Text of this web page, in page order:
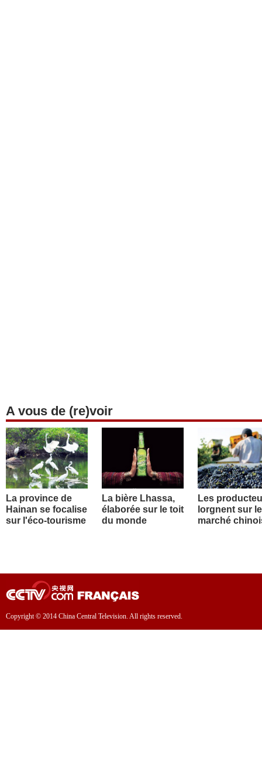
A vous de (re)voir
La province de
Hainan se focalise
sur l'éco-tourisme
La bière Lhassa,
élaborée sur le toit
du monde
Les
lorgnent sur le
marché
Copyright © 2014 China Central Television. All rights reserved.